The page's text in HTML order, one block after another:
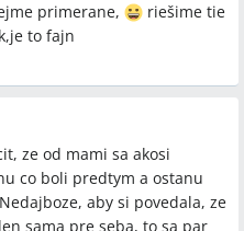
primerane,
riešime tie
to fajn
ze od mami sa akosi
co boli predtym a ostanu
aby si povedala, ze
sama pre seba, to sa par